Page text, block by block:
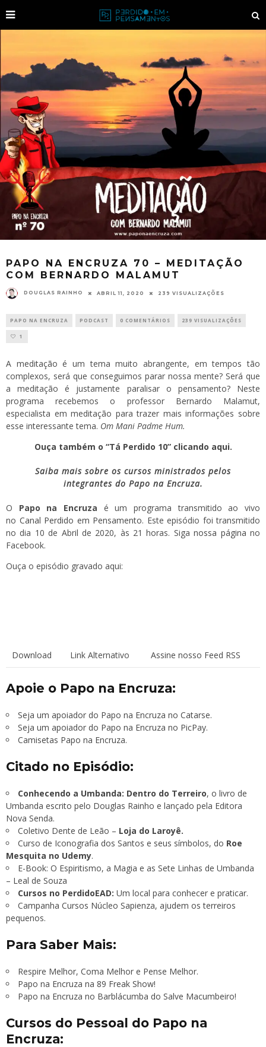
PAPO NA ENCRUZA 70 – MEDITAÇÃO
COM BERNARDO MALAMUT
DOUGLAS RAINHO ABRIL 11, 2020 239 VISUALIZAÇÕES
PAPO NA ENCRUZA PODCAST 0 COMENTÁRIOS 239 VISUALIZAÇÕES
1
A meditação é um tema muito abrangente, em tempos tão
complexos, será que conseguimos parar nossa mente? Será que
a meditação é justamente paralisar o pensamento? Neste
programa recebemos o professor Bernardo Malamut,
especialista em meditação para trazer mais informações sobre
esse interessante tema. Om Mani Padme Hum.
Ouça também o “Tá Perdido 10” clicando aqui.
Saiba mais sobre os cursos ministrados pelos
integrantes do Papo na Encruza.
O Papo na Encruza é um programa transmitido ao vivo
no Canal Perdido em Pensamento. Este episódio foi transmitido
no dia 10 de Abril de 2020, às 21 horas. Siganossa página no
Facebook.
Ouça o episódio gravado aqui:
Download Link Alternativo Assine nosso Feed RSS
Apoie o Papo na Encruza:
Seja um apoiador do Papo na Encruza no Catarse.
Seja um apoiador do Papo na Encruza no PicPay.
Camisetas Papo na Encruza.
Citado no Episódio:
Conhecendo a Umbanda: Dentro do Terreiro, o livro de
Umbanda escrito pelo Douglas Rainho e lançado pela Editora
Nova Senda.
Coletivo Dente de Leão – Loja do Laroyê.
Curso de Iconografia dos Santos e seus símbolos, do Roe
Mesquita no Udemy.
E-Book: O Espiritismo, a Magia e as Sete Linhas de Umbanda
– Leal de Souza
Cursos no PerdidoEAD: Um local para conhecer e praticar.
Campanha Cursos Núcleo Sapienza, ajudem os terreiros
pequenos.
Para Saber Mais:
Respire Melhor, Coma Melhor e Pense Melhor.
Papo na Encruza na 89 Freak Show!
Papo na Encruza no Barblácumba do Salve Macumbeiro!
Cursos do Pessoal do Papo na
Encruza: